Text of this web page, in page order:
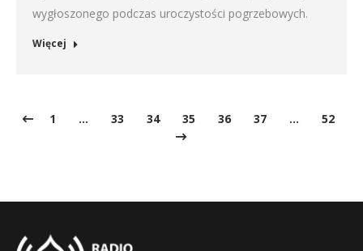
wygłoszonego podczas uroczystości pogrzebowych.
Więcej
1 … 33 34 35 36 37 … 52